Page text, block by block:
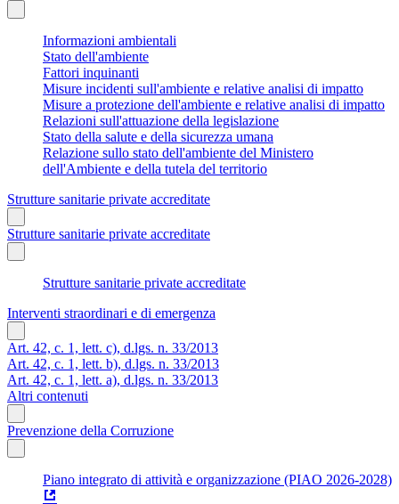
Informazioni ambientali
Stato dell'ambiente
Fattori inquinanti
Misure incidenti sull'ambiente e relative analisi di impatto
Misure a protezione dell'ambiente e relative analisi di impatto
Relazioni sull'attuazione della legislazione
Stato della salute e della sicurezza umana
Relazione sullo stato dell'ambiente del Ministero
dell'Ambiente e della tutela del territorio
Strutture sanitarie private accreditate
Strutture sanitarie private accreditate
Strutture sanitarie private accreditate
Interventi straordinari e di emergenza
Art. 42, c. 1, lett. c), d.lgs. n. 33/2013
Art. 42, c. 1, lett. b), d.lgs. n. 33/2013
Art. 42, c. 1, lett. a), d.lgs. n. 33/2013
Altri contenuti
Prevenzione della Corruzione
Piano integrato di attività e organizzazione (PIAO 2026-2028)